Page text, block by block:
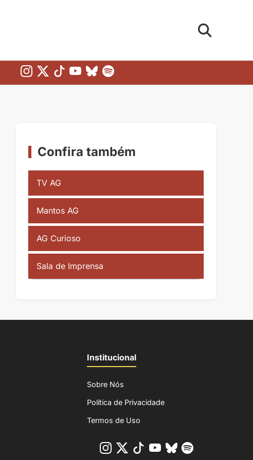
Confira também
TV AG
Mantos AG
AG Curioso
Sala de Imprensa
Institucional
Sobre Nós
Política de Privacidade
Termos de Uso